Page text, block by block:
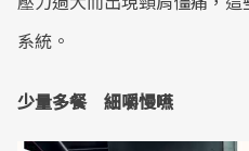
系統。
少量多餐 細嚼慢嚥